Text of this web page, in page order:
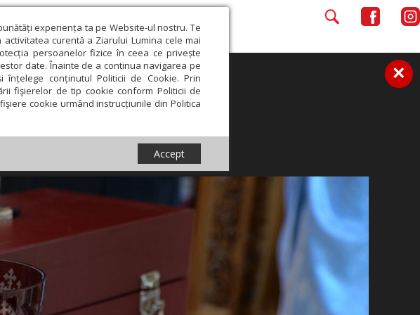
experiența ta pe Website-ul nostru. Te
curentă a Ziarului Lumina cele mai
persoanelor fizice în ceea ce privește
date. Înainte de a continua navigarea pe
conținutul Politicii de Cookie. Prin
fişierelor de tip cookie conform Politicii de
cookie urmând instrucțiunile din Politica
Accept
×